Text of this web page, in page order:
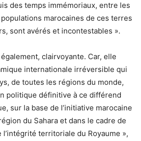
des temps immémoriaux, entre les
marocaines de ces terres
sont avérés et incontestables ».
clairvoyante. Car, elle
internationale irréversible qui
de toutes les régions du monde,
politique définitive à ce différend
sur la base de l’initiative marocaine
du Sahara et dans le cadre de
territoriale du Royaume »,